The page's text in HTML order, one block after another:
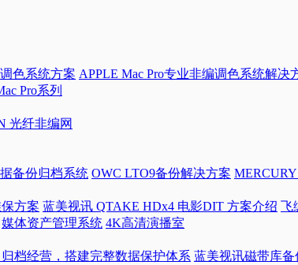
色系统方案 APPLE Mac Pro专业非编调色系统解决
Pro系列
光纤非编网
备份归档系统 OWC LTO9备份解决方案
方案 蓝美视讯 QTAKE HDx4 电影DIT 方案介绍 飞
媒体资产管理系统 4K高清演播室
档经营，搭建完整数据保护体系 蓝美视讯磁带库